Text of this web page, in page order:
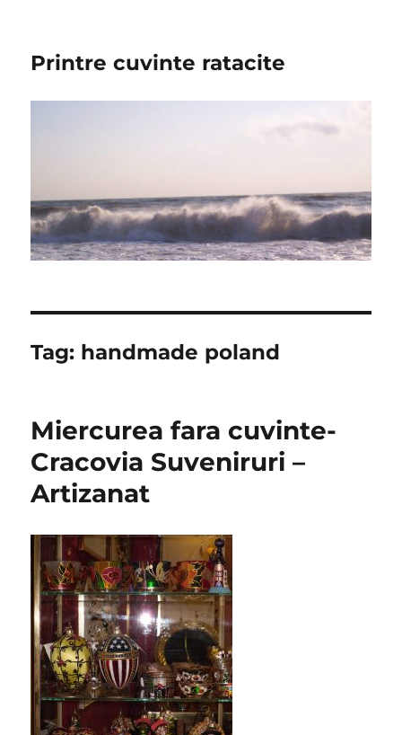
Printre cuvinte ratacite
Tag: handmade poland
Miercurea fara cuvinte-
Cracovia Suveniruri –
Artizanat